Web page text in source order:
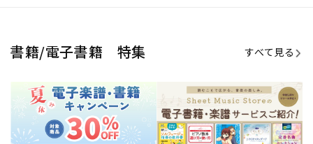
書籍/電子書籍 特集 すべて見る